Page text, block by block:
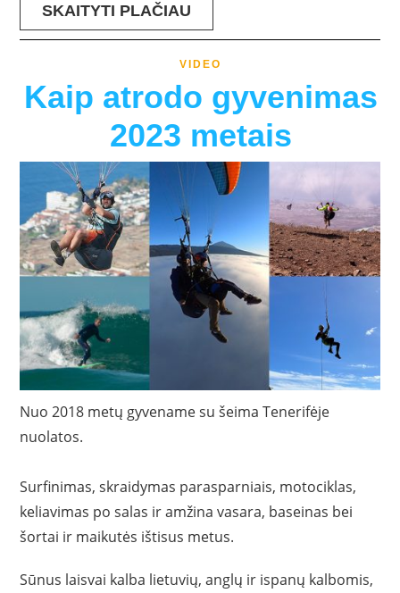
SKAITYTI PLAČIAU
VIDEO
Kaip atrodo gyvenimas
2023 metais
Nuo 2018 metų gyvename su šeima Tenerifėje
nuolatos.
Surfinimas, skraidymas parasparniais, motociklas,
keliavimas po salas ir amžina vasara, baseinas bei
šortai ir maikutės ištisus metus.
Sūnus laisvai kalba lietuvių, anglų ir ispanų kalbomis,